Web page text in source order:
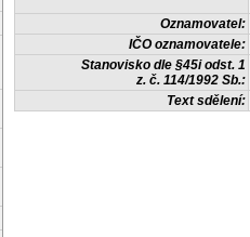
Oznamovatel:
IČO oznamovatele:
Stanovisko dle §45i odst. 1
z. č. 114/1992 Sb.:
Text sdělení: